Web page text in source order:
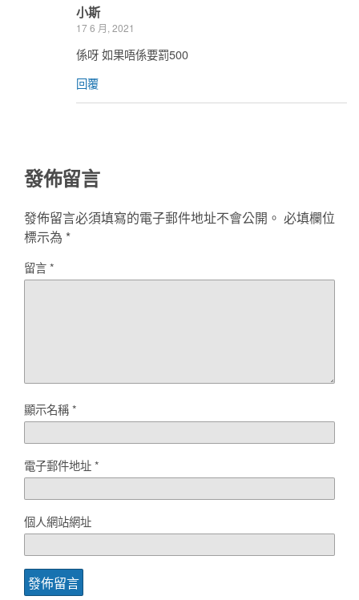
小斯
17 6 月, 2021
係呀 如果唔係要罰500
回覆
發佈留言
發佈留言必須填寫的電子郵件地址不會公開。 必填欄位
標示為 *
留言*
顯示名稱*
電子郵件地址*
個人網站網址